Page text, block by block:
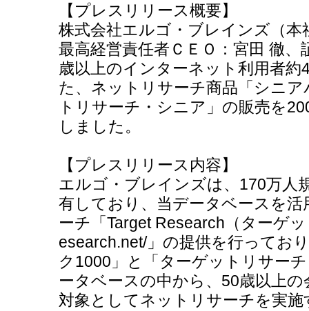
【プレスリリース概要】
株式会社エルゴ・ブレインズ（本
最高経営責任者ＣＥＯ：宮田 徹
歳以上のインターネット利用者約
た、ネットリサーチ商品「シニ
トリサーチ・シニア」の販売を
しました。
【プレスリリース内容】
エルゴ・ブレインズは、170万人
有しており、当データベースを
ーチ「Target Research（ターゲ
esearch.net/」の提供を行ってお
ク1000」と「ターゲットリサー
ータベースの中から、50歳以上
対象としてネットリサーチを実